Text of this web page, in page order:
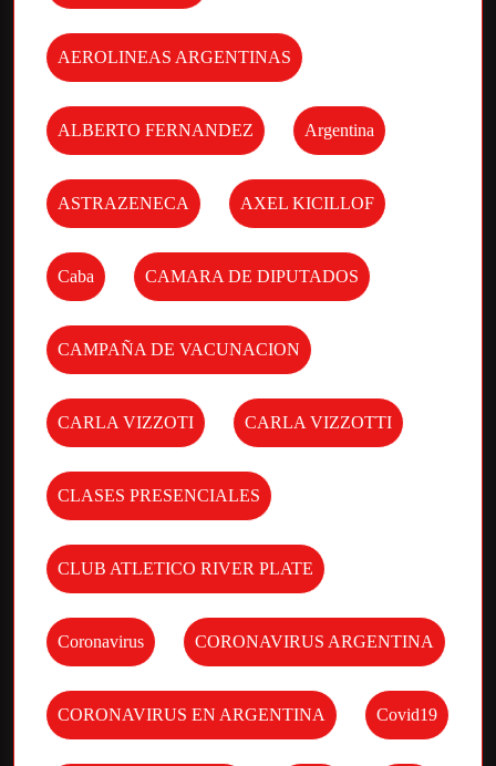
AEROLINEAS ARGENTINAS
ALBERTO FERNANDEZ Argentina
ASTRAZENECA AXEL KICILLOF
Caba CAMARA DE DIPUTADOS
CAMPAÑA DE VACUNACION
CARLA VIZZOTI CARLA VIZZOTTI
CLASES PRESENCIALES
CLUB ATLETICO RIVER PLATE
Coronavirus CORONAVIRUS ARGENTINA
CORONAVIRUS EN ARGENTINA Covid19